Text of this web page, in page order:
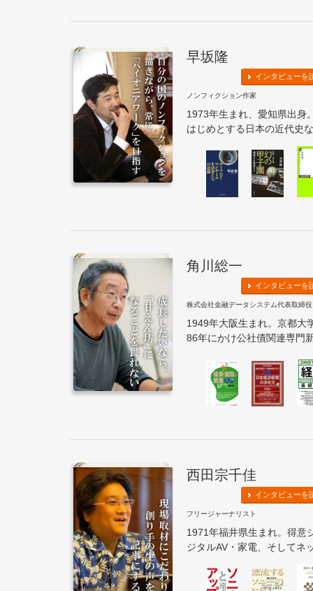
早坂隆
インタビューを
ノンフィクション作家
1973年生まれ、愛知県出身
はじめとする日本の近代史
角川総一
インタビューを
株式会社金融データシステム代表取締役
1949年大阪生まれ。京都大
86年にかけ公社債関連専門
西田宗千佳
インタビューを
フリージャーナリスト
1971年福井県生まれ。得意
ジタルAV・家電、そしてネ